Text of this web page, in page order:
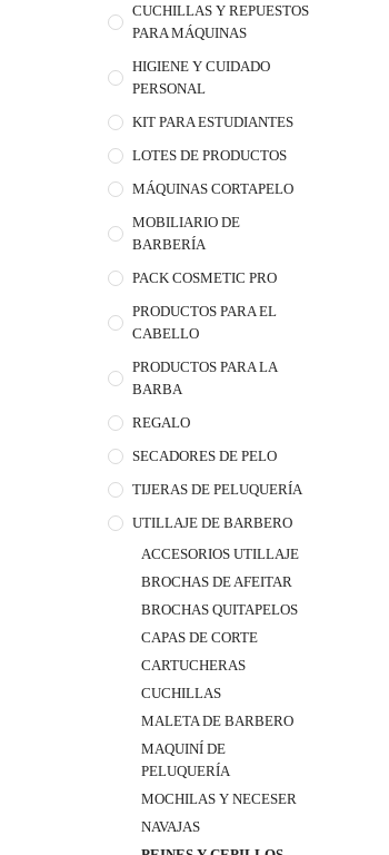
CUCHILLAS Y REPUESTOS
PARA MÁQUINAS
HIGIENE Y CUIDADO
PERSONAL
KIT PARA ESTUDIANTES
LOTES DE PRODUCTOS
MÁQUINAS CORTAPELO
MOBILIARIO DE
BARBERÍA
PACK COSMETIC PRO
PRODUCTOS PARA EL
CABELLO
PRODUCTOS PARA LA
BARBA
REGALO
SECADORES DE PELO
TIJERAS DE PELUQUERÍA
UTILLAJE DE BARBERO
ACCESORIOS UTILLAJE
BROCHAS DE AFEITAR
BROCHAS QUITAPELOS
CAPAS DE CORTE
CARTUCHERAS
CUCHILLAS
MALETA DE BARBERO
MAQUINÍ DE
PELUQUERÍA
MOCHILAS Y NECESER
NAVAJAS